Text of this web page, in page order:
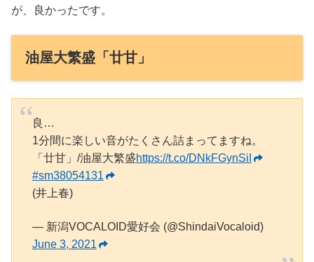
が、良かったです。
油屋大繁盛「廿甘」
良…
1分間に楽しい音がたくさん詰まってますね。
「廿甘」/油屋大繁盛https://t.co/DNkFGynSiI
#sm38054131
(井上春)
— 新潟VOCALOID愛好会 (@ShindaiVocaloid)
June 3, 2021